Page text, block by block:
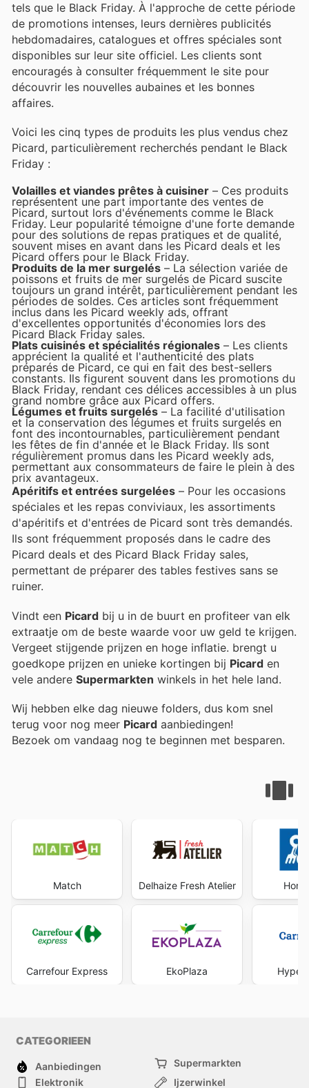
tels que le Black Friday. À l'approche de cette période
de promotions intenses, leurs dernières publicités
hebdomadaires, catalogues et offres spéciales sont
disponibles sur leur site officiel. Les clients sont
encouragés à consulter fréquemment le site pour
découvrir les nouvelles aubaines et les bonnes
affaires.
Voici les cinq types de produits les plus vendus chez
Picard, particulièrement recherchés pendant le Black
Friday :
Volailles et viandes prêtes à cuisiner – Ces produits
représentent une part importante des ventes de
Picard, surtout lors d'événements comme le Black
Friday. Leur popularité témoigne d'une forte demande
pour des solutions de repas pratiques et de qualité,
souvent mises en avant dans les Picard deals et les
Picard offers pour le Black Friday.
Produits de la mer surgelés – La sélection variée de
poissons et fruits de mer surgelés de Picard suscite
toujours un grand intérêt, particulièrement pendant les
périodes de soldes. Ces articles sont fréquemment
inclus dans les Picard weekly ads, offrant
d'excellentes opportunités d'économies lors des
Picard Black Friday sales.
Plats cuisinés et spécialités régionales – Les clients
apprécient la qualité et l'authenticité des plats
préparés de Picard, ce qui en fait des best-sellers
constants. Ils figurent souvent dans les promotions du
Black Friday, rendant ces délices accessibles à un plus
grand nombre grâce aux Picard offers.
Légumes et fruits surgelés – La facilité d'utilisation
et la conservation des légumes et fruits surgelés en
font des incontournables, particulièrement pendant
les fêtes de fin d'année et le Black Friday. Ils sont
régulièrement promus dans les Picard weekly ads,
permettant aux consommateurs de faire le plein à des
prix avantageux.
Apéritifs et entrées surgelées – Pour les occasions
spéciales et les repas conviviaux, les assortiments
d'apéritifs et d'entrées de Picard sont très demandés.
Ils sont fréquemment proposés dans le cadre des
Picard deals et des Picard Black Friday sales,
permettant de préparer des tables festives sans se
ruiner.
Vindt een Picard bij u in de buurt en profiteer van elk
extraatje om de beste waarde voor uw geld te krijgen.
Vergeet stijgende prijzen en hoge inflatie. brengt u
goedkope prijzen en unieke kortingen bij Picard en
vele andere Supermarkten winkels in het hele land.
Wij hebben elke dag nieuwe folders, dus kom snel
terug voor nog meer Picard aanbiedingen!
Bezoek om vandaag nog te beginnen met besparen.
Match
Carrefour Express
Delhaize Fresh Atelier
EkoPlaza Hyper
CATEGORIEEN
Aanbiedingen
Supermarkten
Elektronik
Ijzerwinkel